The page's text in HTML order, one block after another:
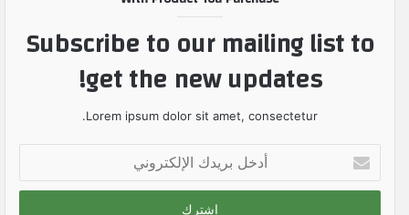
Subscribe to our mailing list to
get the new updates!
Lorem ipsum dolor sit amet, consectetur.
خ